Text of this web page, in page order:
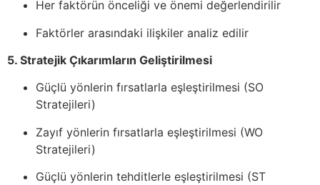
Her faktörün önceliği ve önemi değerlendirilir
Faktörler arasındaki ilişkiler analiz edilir
5. Stratejik Çıkarımların Geliştirilmesi
Güçlü yönlerin fırsatlarla eşleştirilmesi (SO
Stratejileri)
Zayıf yönlerin fırsatlarla eşleştirilmesi (WO
Stratejileri)
Güçlü yönlerin tehditlerle eşleştirilmesi (ST